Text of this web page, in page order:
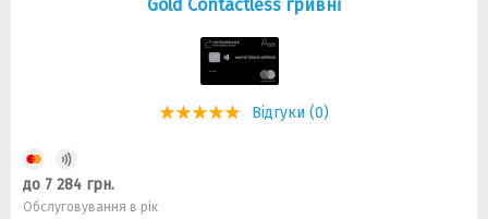
Gold Contactless гривнi
Відгуки (0)
до 7 284 грн.
Обслуговування в рік